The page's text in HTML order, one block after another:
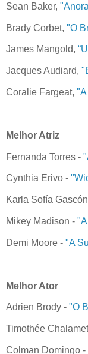
Sean Baker,
Brady Corbet, "O
James Mangold,
Jacques Audiard,
Coralie Fargeat,
Melhor Atriz
Fernanda Torres -
Cynthia Erivo -
Karla Sofía
Mikey Madison -
Demi Moore - "A
Melhor Ator
Adrien Brody - "O
Timothée
Colman Domingo -